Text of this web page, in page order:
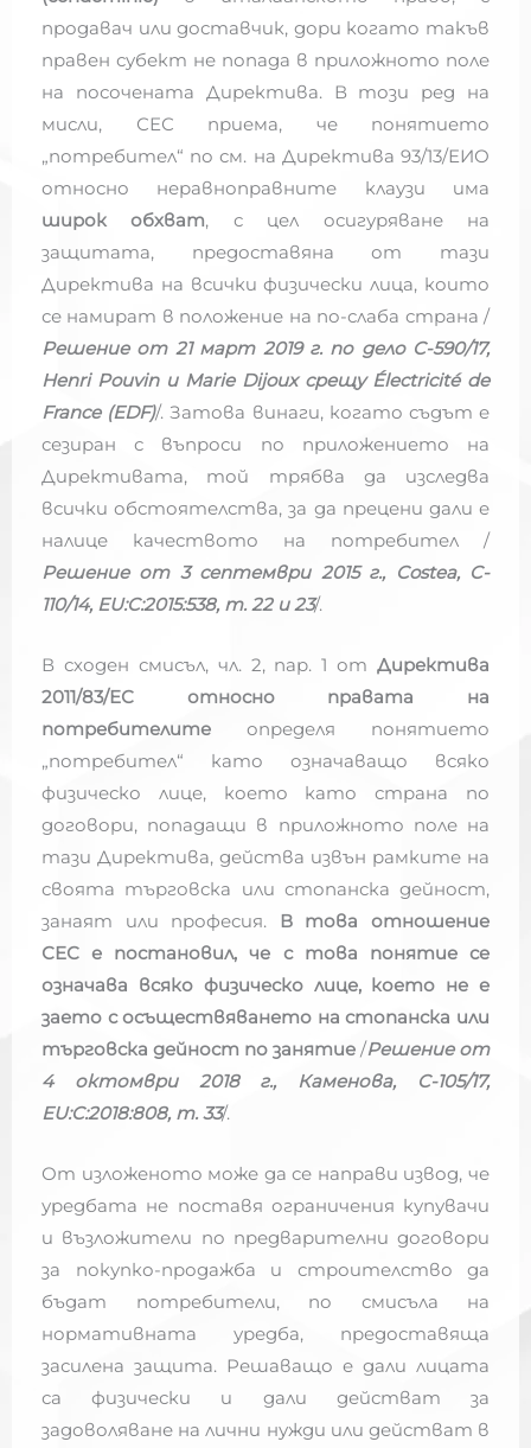
продавач или доставчик, дори когато такъв
правен субект не попада в приложното поле
на посочената Директива. В този ред на
мисли, СЕС приема, че понятието
„потребител“ по см. на Директива 93/13/ЕИО
относно неравноправните клаузи има
широк обхват, с цел осигуряване на
защитата, предоставяна от тази
Директива на всички физически лица, които
се намират в положение на по-слаба страна /
Решение от 21 март 2019 г. по дело C-590/17,
Henri Pouvin и Marie Dijoux срещу Électricité de
France (EDF)/. Затова винаги, когато съдът е
сезиран с въпроси по приложението на
Директивата, той трябва да изследва
всички обстоятелства, за да прецени дали е
налице качеството на потребител /
Решение от 3 септември 2015 г., Costea, C-
110/14, EU:C:2015:538, т. 22 и 23/.
В сходен смисъл, чл. 2, пар. 1 от Директива
2011/83/ЕС относно правата на
потребителите определя понятието
„потребител“ като означаващо всяко
физическо лице, което като страна по
договори, попадащи в приложното поле на
тази Директива, действа извън рамките на
своята търговска или стопанска дейност,
занаят или професия. В това отношение
СЕС е постановил, че с това понятие се
означава всяко физическо лице, което не е
заето с осъществяването на стопанска или
търговска дейност по занятие /Решение от
4 октомври 2018 г., Каменова, C-105/17,
EU:C:2018:808, т. 33/.
От изложеното може да се направи извод, че
уредбата не поставя ограничения купувачи
и възложители по предварителни договори
за покупко-продажба и строителство да
бъдат потребители, по смисъла на
нормативната уредба, предоставяща
засилена защита. Решаващо е дали лицата
са физически и дали действат за
задоволяване на лични нужди или действат в